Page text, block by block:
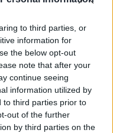
to third parties, or
information for
the below opt-out
note that after your
continue seeing
information utilized by
to third parties prior to
out of the further
by third parties on the
години
в